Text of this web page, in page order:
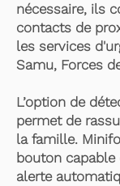
nécessaire, ils
contacts de
les services
Samu, Forces
L’option de
permet de
la famille.
bouton
alerte